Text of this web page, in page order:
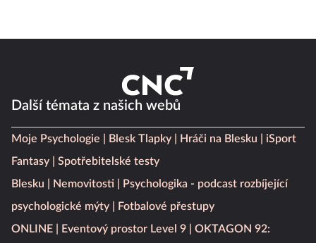
Další témata z našich webů
Moje Psychologie Blesk Tlapky Hráči na Blesku
iSport
Fantasy
Spotřebitelské testy
Blesku
Nemovitosti
Psychologika - podcast rozbíjející
psychologické mýty
Fotbalové přestupy
ONLINE
Eventový prostor Level 9
OKTAGON 92: